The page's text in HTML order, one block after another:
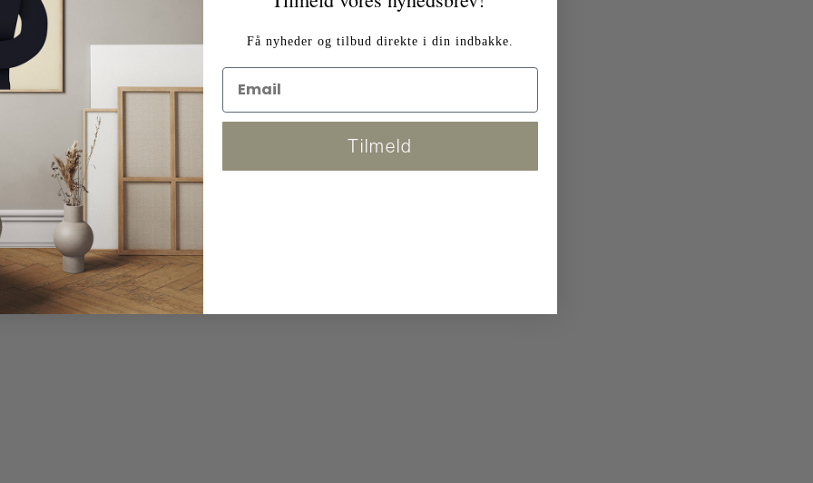
Få nyheder og tilbud direkte i din indbakke.
Tilmeld